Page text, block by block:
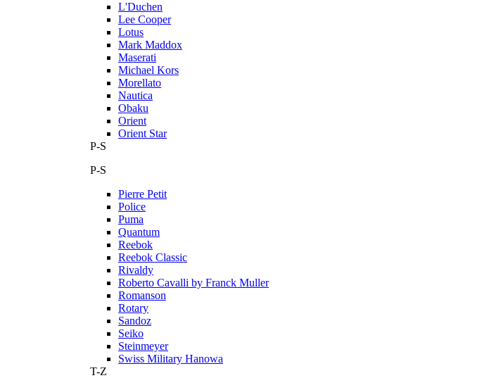
L'Duchen
Lee Cooper
Lotus
Mark Maddox
Maserati
Michael Kors
Morellato
Nautica
Obaku
Orient
Orient Star
P-S
P-S
Pierre Petit
Police
Puma
Quantum
Reebok
Reebok Classic
Rivaldy
Roberto Cavalli by Franck Muller
Romanson
Rotary
Sandoz
Seiko
Steinmeyer
Swiss Military Hanowa
T-Z